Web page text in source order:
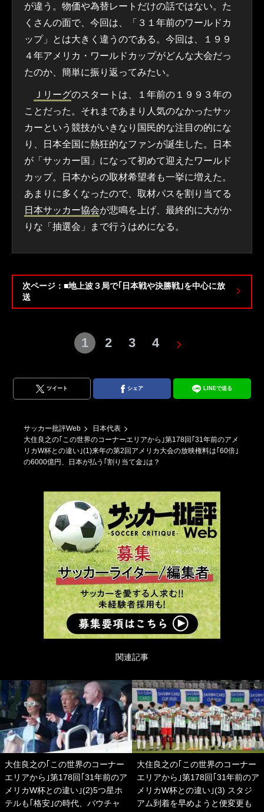
が違う。物価や為替レートだけの話ではない。た
くさんの面で、今回は、「３１年前のワールドカ
ップ」とは大きく違うのである。今回は、１９９
４年アメリカ・ワールドカップがどんな大会だっ
たのか、簡単に振り返ってみたい。
Ｊリーグのスタートは、１年前の１９９３年の
ことだった。それまであまり人気のなかったサッ
カーという競技がいきなり国民的な注目の的にな
り、日本全国に熱狂的なファンが誕生した。日本
が「サッカー国」になって初めて迎えたワールド
カップ。日本からの取材希望者も一挙に増えた。
あまりに多くなったので、取材パスを割り当てる
日本サッカー協会が悲鳴を上げ、最終的に大がか
りな「抽選会」まで行うはめになる。
次ページ：■地上波３局で｢日本戦や決勝戦｣を中心に放
送
1 2 3 4
ツイート シェア LINEで送る
サッカー批評Web
日本代表
大住良之の｢この世界のコーナーエリアから｣第178回｢31年前のアメ
リカW杯との違い｣(1)来年の第2回アメリカ大会の放映権料は｢60倍｣
の6000億円、日本が払う｢割り当て金｣は？
関連記事
大住良之の｢この世界のコーナー
エリアから｣第178回｢31年前のア
メリカW杯との違い｣(2)5つ星ホ
テルも｢格安｣の時代、バウチャ
大住良之の｢この世界のコーナー
エリアから｣第178回｢31年前のア
メリカW杯との違い｣(3) スタジ
アム到着を早めようと便変更も